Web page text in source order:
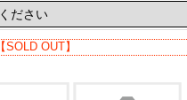
【SOLD OUT】